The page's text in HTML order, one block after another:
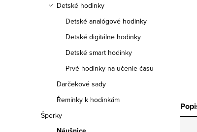
Detské hodinky
Detské analógové hodinky
Detské digitálne hodinky
Detské smart hodinky
Prvé hodinky na učenie času
Darčekové sady
Řemínky k hodinkám
Šperky